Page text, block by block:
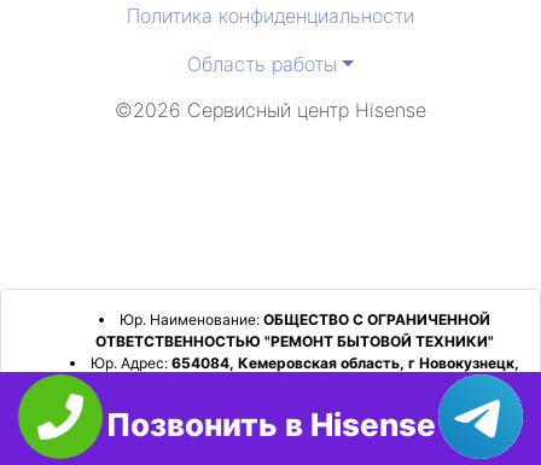
Политика конфиденциальности
Область работы
©2026 Сервисный центр Hisense
Юр. Наименование: ОБЩЕСТВО С ОГРАНИЧЕННОЙ
ОТВЕТСТВЕННОСТЬЮ "РЕМОНТ БЫТОВОЙ ТЕХНИКИ"
Юр. Адрес: 654084, Кемеровская область, г Новокузнецк,
р-н Орджоникидзевский, пр-кт Шахтеров, д. 31, кв. 2
ИНН: 4253052180 ОГРН:1224200006128
Позвонить в Hisense